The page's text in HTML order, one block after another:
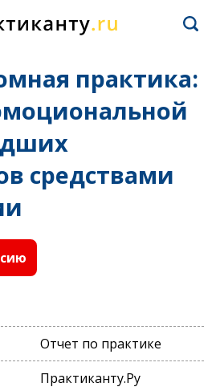
практика:
средствами
Отчет по практике
Практиканту.Ру